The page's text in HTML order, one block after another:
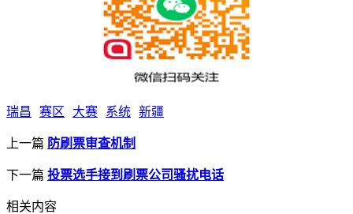
瑞昌 赛区 大赛 系统 新疆
上一篇 防刷票审查机制
下一篇 投票选手接到刷票公司骚扰电话
相关内容